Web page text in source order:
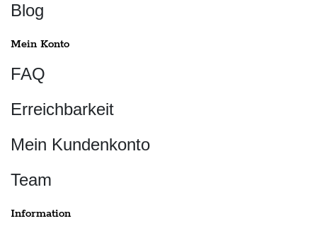
Blog
Mein Konto
FAQ
Erreichbarkeit
Mein Kundenkonto
Team
Information